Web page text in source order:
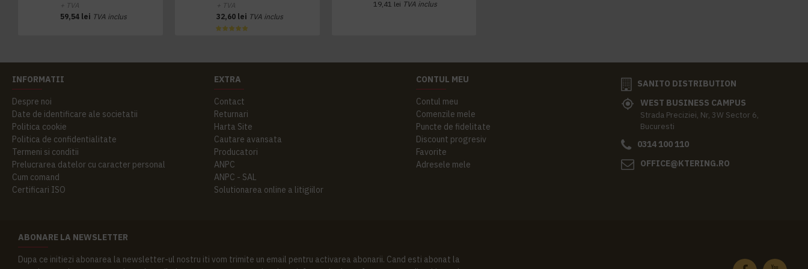
+ TVA
59,54 lei TVA inclus
+ TVA
32,60 lei TVA inclus
19,41 lei TVA inclus
INFORMATII
Despre noi
Date de identificare ale societatii
Politica cookie
Politica de confidentialitate
Termeni si conditii
Prelucrarea datelor cu caracter personal
Cum comand
Certificari ISO
EXTRA
Contact
Returnari
Harta Site
Cautare avansata
Producatori
ANPC
ANPC - SAL
Solutionarea online a litigiilor
CONTUL MEU
Contul meu
Comenzile mele
Puncte de fidelitate
Discount progresiv
Favorite
Adresele mele
SANITO DISTRIBUTION
WEST BUSINESS CAMPUS
Strada Preciziei, Nr, 3W Sector 6,
Bucuresti
0314 100 110
OFFICE@KTERING.RO
ABONARE LA NEWSLETTER
Dupa ce initiezi abonarea la newsletter-ul nostru iti vom trimite un email pentru activarea abonarii. Cand esti abonat la